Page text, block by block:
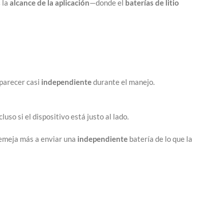
la alcance de la aplicación—donde el baterías de litio
casi independientedurante el manejo.
si el dispositivo está justo al lado.
más a enviar una independiente batería de lo que la